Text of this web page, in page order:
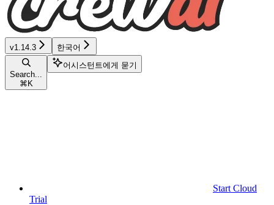
v1.14.3 한국어
Search...
⌘ K
어시스턴트에게 묻기
Start Cloud
Trial